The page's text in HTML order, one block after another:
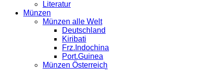
Literatur
Münzen
Münzen alle Welt
Deutschland
Kiribati
Frz.Indochina
Port.Guinea
Münzen Österreich